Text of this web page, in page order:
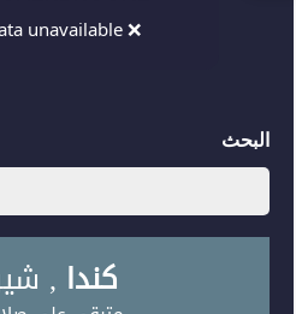
❌ Weather data unavailable
البحث